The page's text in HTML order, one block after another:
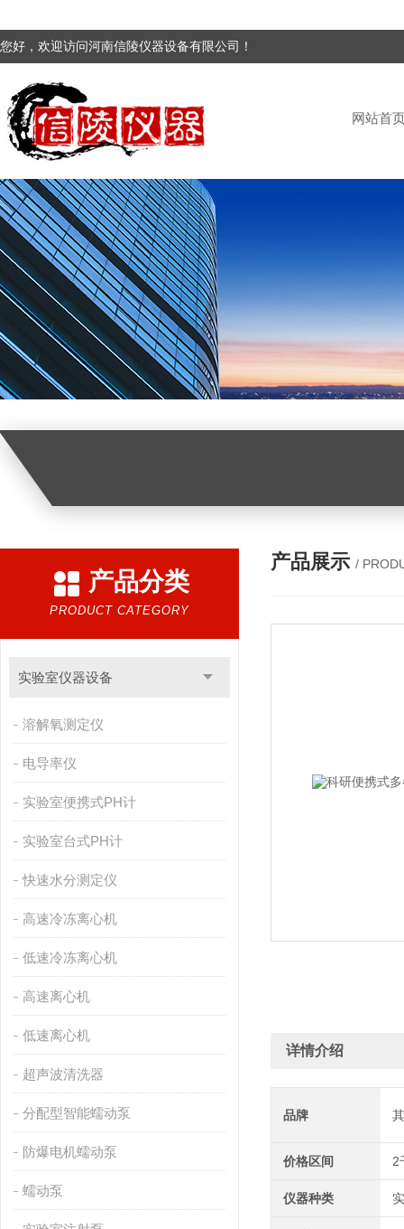
您好，欢迎访问河南信陵仪器设备有限公司！
网站首
产品分类
PRODUCT CATEGORY
实验室仪器设备
溶解氧测定仪
电导率仪
实验室便携式PH计
实验室台式PH计
快速水分测定仪
高速冷冻离心机
低速冷冻离心机
高速离心机
低速离心机
超声波清洗器
分配型智能蠕动泵
防爆电机蠕动泵
蠕动泵
产品展示 /
详情介绍
品牌
价格区间 2
仪器种类